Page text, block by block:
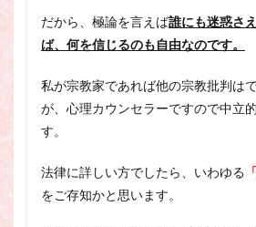
だから、極論を言えば誰にも迷惑さ
ば、何を信じるのも自由なのです。
私が宗教家であれば他の宗教批判は
が、心理カウンセラーですので中立
す。
法律に詳しい方でしたら、いわゆる
をご存知かと思います。